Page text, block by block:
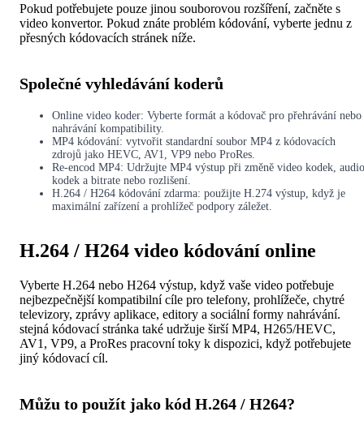
Pokud potřebujete pouze jinou souborovou rozšíření, začněte s
video konvertor. Pokud znáte problém kódování, vyberte jednu z
přesných kódovacích stránek níže.
Společné vyhledávání koderů
Online video koder: Vyberte formát a kódovač pro přehrávání nebo
nahrávání kompatibility.
MP4 kódování: vytvořit standardní soubor MP4 z kódovacích
zdrojů jako HEVC, AV1, VP9 nebo ProRes.
Re-encod MP4: Udržujte MP4 výstup při změně video kodek, audio
kodek a bitrate nebo rozlišení.
H.264 / H264 kódování zdarma: použijte H.274 výstup, když je
maximální zařízení a prohlížeč podpory záležet.
H.264 / H264 video kódování online
Vyberte H.264 nebo H264 výstup, když vaše video potřebuje
nejbezpečnější kompatibilní cíle pro telefony, prohlížeče, chytré
televizory, zprávy aplikace, editory a sociální formy nahrávání.
stejná kódovací stránka také udržuje širší MP4, H265/HEVC,
AV1, VP9, a ProRes pracovní toky k dispozici, když potřebujete
jiný kódovací cíl.
Můžu to použít jako kód H.264 / H264?